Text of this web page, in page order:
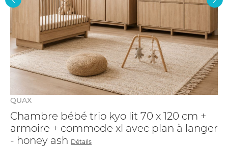
QUAX
Chambre bébé trio kyo lit 70 x 120 cm +
armoire + commode xl avec plan à langer
- honey ash Détails